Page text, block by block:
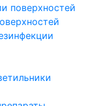
поверхностей